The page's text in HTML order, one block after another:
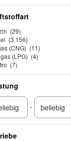
(29)
(3.156)
(CNG) (11)
(LPG) (4)
(7)
-